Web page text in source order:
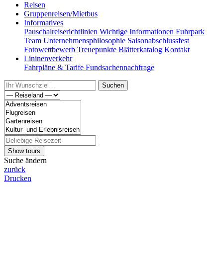
Reisen
Gruppenreisen/Mietbus
Informatives
Pauschalreiserichtlinien Wichtige Informationen Fuhrpark
Team Unternehmensphilosophie Saisonabschlussfest
Fotowettbewerb Treuepunkte Blätterkatalog Kontakt
Lininenverkehr
Fahrpläne & Tarife Fundsachennachfrage
Suchen
Show tours
Suche ändern
zurück
Drucken